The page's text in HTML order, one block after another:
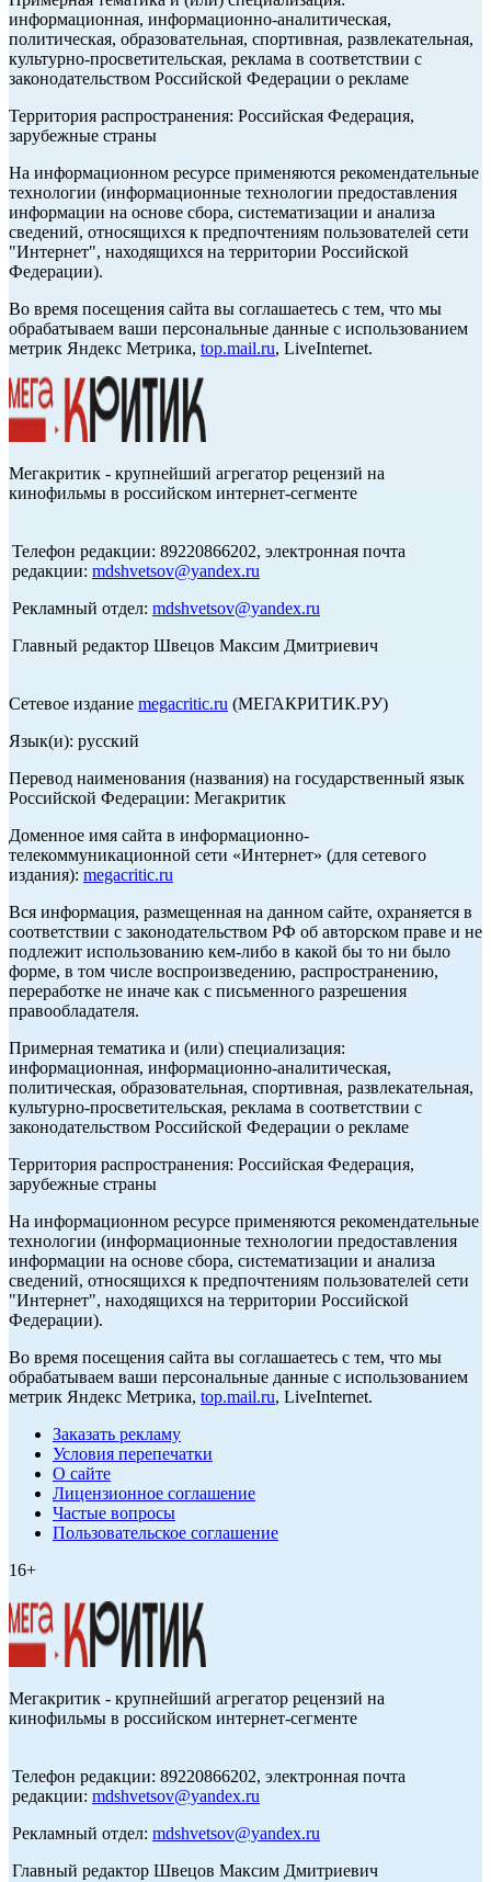
информационная, информационно-аналитическая,
политическая, образовательная, спортивная, развлекательная,
культурно-просветительская, реклама в соответствии с
законодательством Российской Федерации о рекламе
Территория распространения: Российская Федерация,
зарубежные страны
На информационном ресурсе применяются рекомендательные
технологии (информационные технологии предоставления
информации на основе сбора, систематизации и анализа
сведений, относящихся к предпочтениям пользователей сети
"Интернет", находящихся на территории Российской
Федерации).
Во время посещения сайта вы соглашаетесь с тем, что мы
обрабатываем ваши персональные данные с использованием
метрик Яндекс Метрика, top.mail.ru, LiveInternet.
Мегакритик - крупнейший агрегатор рецензий на
кинофильмы в российском интернет-сегменте
Телефон редакции: 89220866202, электронная почта
редакции: mdshvetsov@yandex.ru
Рекламный отдел: mdshvetsov@yandex.ru
Главный редактор Швецов Максим Дмитриевич
Сетевое издание megacritic.ru (МЕГАКРИТИК.РУ)
Язык(и): русский
Перевод наименования (названия) на государственный язык
Российской Федерации: Мегакритик
Доменное имя сайта в информационно-
телекоммуникационной сети «Интернет» (для сетевого
издания): megacritic.ru
Вся информация, размещенная на данном сайте, охраняется в
соответствии с законодательством РФ об авторском праве и не
подлежит использованию кем-либо в какой бы то ни было
форме, в том числе воспроизведению, распространению,
переработке не иначе как с письменного разрешения
правообладателя.
Примерная тематика и (или) специализация:
информационная, информационно-аналитическая,
политическая, образовательная, спортивная, развлекательная,
культурно-просветительская, реклама в соответствии с
законодательством Российской Федерации о рекламе
Территория распространения: Российская Федерация,
зарубежные страны
На информационном ресурсе применяются рекомендательные
технологии (информационные технологии предоставления
информации на основе сбора, систематизации и анализа
сведений, относящихся к предпочтениям пользователей сети
"Интернет", находящихся на территории Российской
Федерации).
Во время посещения сайта вы соглашаетесь с тем, что мы
обрабатываем ваши персональные данные с использованием
метрик Яндекс Метрика, top.mail.ru, LiveInternet.
Заказать рекламу
Условия перепечатки
О сайте
Лицензионное соглашение
Частые вопросы
Пользовательское соглашение
16+
Мегакритик - крупнейший агрегатор рецензий на
кинофильмы в российском интернет-сегменте
Телефон редакции: 89220866202, электронная почта
редакции: mdshvetsov@yandex.ru
Рекламный отдел: mdshvetsov@yandex.ru
Главный редактор Швецов Максим Дмитриевич